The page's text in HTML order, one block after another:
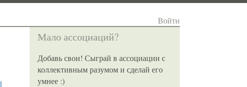
Войти
Мало ассоциаций?
Добавь свои! Сыграй в ассоциации с
коллективным разумом и сделай его
умнее :)